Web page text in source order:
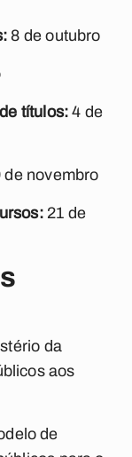
8 de outubro
títulos:4 de
novembro
21 de
da
aos
de